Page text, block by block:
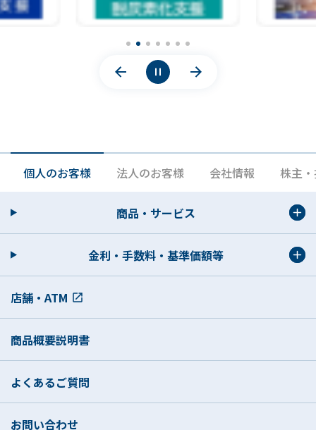
の非公開情報は、適切な業務運営その他の必要と認め
られる目的以外の目的に利用・第三者提供いたしませ
私（共）は、本契約に係る情報を含む私（共）に
じ。）が本契約および他の与信取引等の継続的な
取引に関する判断および与信後の管理のために当
保有することに同意し、また私（共）の委託を受
けた保証人である信用保証協会・信用保証会社・
保険会社等、ローン提携の保険会社・勤務先・提
携会社等、連帯保証人等（以下「保証会社」とい
う。）における本契約の受付、資格確認、保証の
審査、保証の決定、保証取引の継続的な管理、加
盟する個人信用情報機関への提供、法令等や契約
個人のお客様 法人のお客様 会社情報 株主
商品・サービス
金利・手数料・基準価額等
店舗・ATM
商品概要説明書
よくあるご質問
お問い合わせ